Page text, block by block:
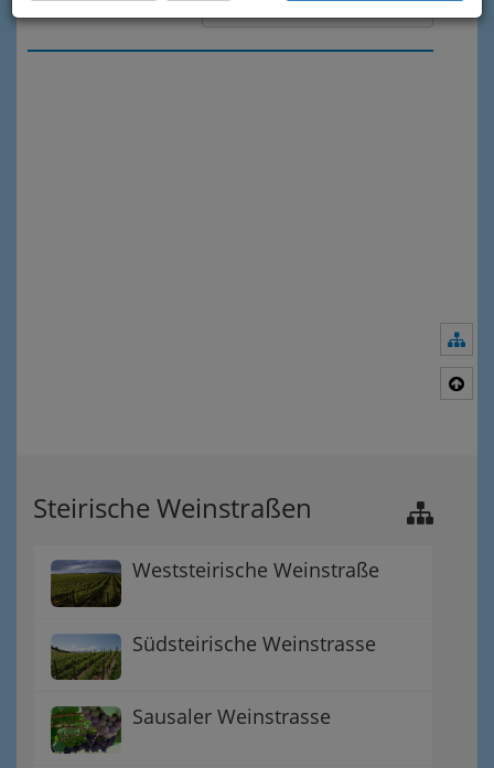
Meine Nachricht senden
Steirische Weinstraßen
Weststeirische Weinstraße
Südsteirische Weinstrasse
Sausaler Weinstrasse